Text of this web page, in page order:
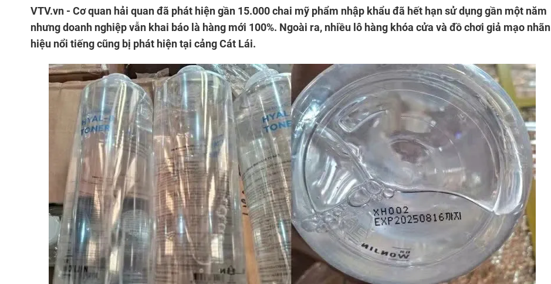
VTV.vn - Cơ quan hải quan đã phát hiện gần 15.000 chai mỹ phẩm nhập khẩu đã hết hạn sử dụng gần một năm
nhưng doanh nghiệp vẫn khai báo là hàng mới 100%. Ngoài ra, nhiều lô hàng khóa cửa và đồ chơi giả mạo nhãn
hiệu nổi tiếng cũng bị phát hiện tại cảng Cát Lái.